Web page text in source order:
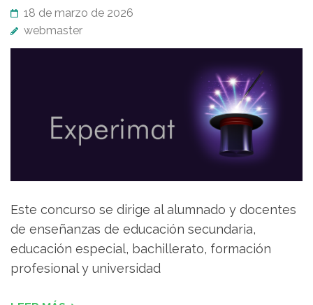
18 de marzo de 2026
webmaster
Este concurso se dirige al alumnado y docentes
de enseñanzas de educación secundaria,
educación especial, bachillerato, formación
profesional y universidad